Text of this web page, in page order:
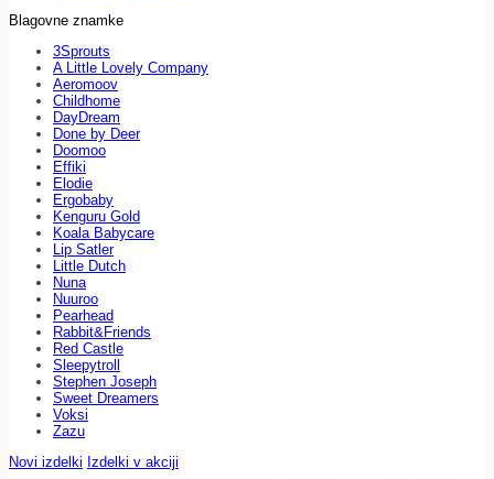
Blagovne znamke
3Sprouts
A Little Lovely Company
Aeromoov
Childhome
DayDream
Done by Deer
Doomoo
Effiki
Elodie
Ergobaby
Kenguru Gold
Koala Babycare
Lip Satler
Little Dutch
Nuna
Nuuroo
Pearhead
Rabbit&Friends
Red Castle
Sleepytroll
Stephen Joseph
Sweet Dreamers
Voksi
Zazu
Novi izdelki Izdelki v akciji